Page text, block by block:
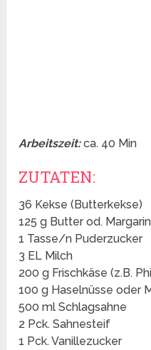
Arbeitszeit:ca. 40 Min
ZUTATEN:
36 Kekse (Butterkekse)
125 g Butter od.
1 Tasse/n Puderzucker
3 EL Milch
200 g Frischkäse (z.B.
100 g Haselnüsse oder
500 ml Schlagsahne
2 Pck. Sahnesteif
1 Pck. Vanillezucker